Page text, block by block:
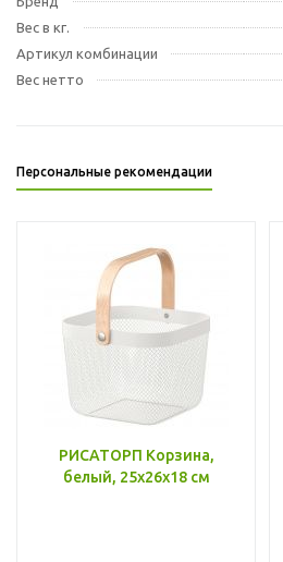
Вес в кг.
Артикул комбинации
Вес нетто
Персональные рекомендации
РИСАТОРП Корзина,
белый, 25x26x18 см